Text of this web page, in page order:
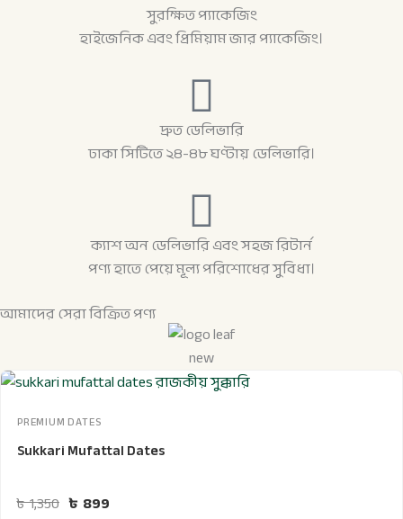
সুরক্ষিত প্যাকেজিং
হাইজেনিক এবং প্রিমিয়াম জার প্যাকেজিং।
দ্রুত ডেলিভারি
ঢাকা সিটিতে ২৪-৪৮ ঘণ্টায় ডেলিভারি।
ক্যাশ অন ডেলিভারি এবং সহজ রিটার্ন
পণ্য হাতে পেয়ে মূল্য পরিশোধের সুবিধা।
আমাদের সেরা বিক্রিত পণ্য
PREMIUM DATES
Sukkari Mufattal Dates
৳1,350
আসল
ছিল:
৳ 1,350।
৳ 899
বর্তমান
৳ 899।
আসল
ছিল:
৳ 1,899।
বর্তমান
৳ 1,499।